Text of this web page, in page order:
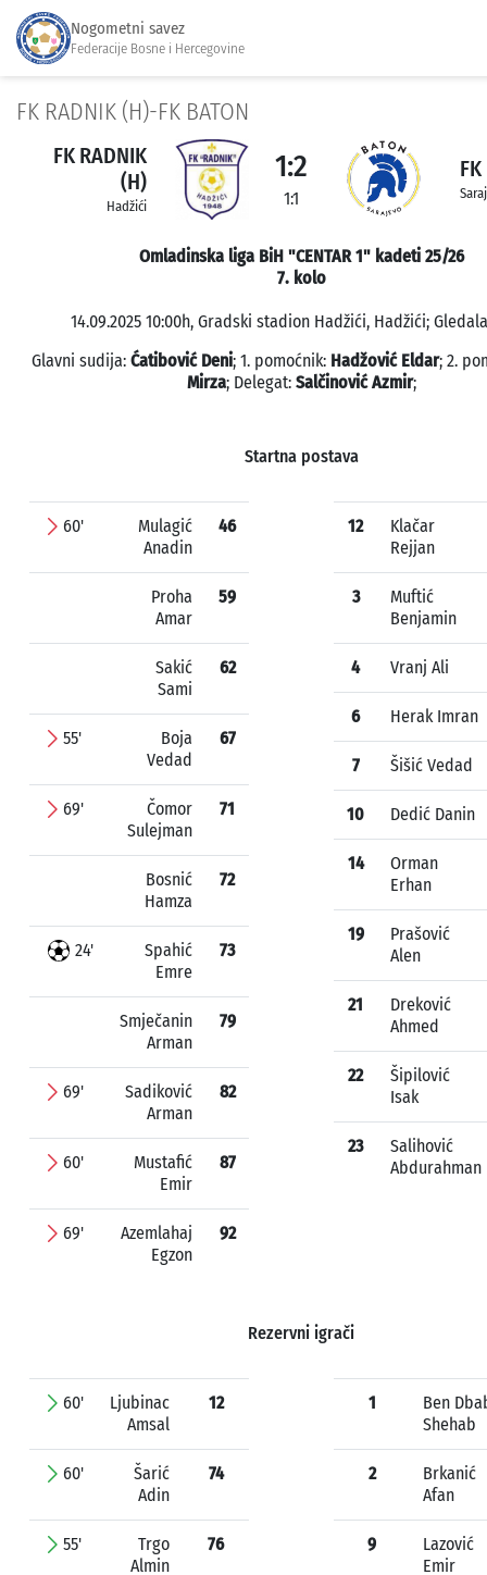
Nogometni savez
Federacije Bosne i Hercegovine
FK RADNIK (H)-FK BATON
FK RADNIK
(H)
Hadžići
1:2
1:1
Omladinska liga BiH "CENTAR 1" kadeti 25/26
7. kolo
14.09.2025 10:00h, Gradski stadion Hadžići, Hadžići;
Glavni sudija: Ćatibović Deni; 1. pomoćnik: Hadžović Eldar; 2.
Mirza; Delegat: Salčinović Azmir;
Startna postava
60'
Mulagić
Anadin
46
Proha
Amar
59
Sakić
Sami
62
55'
Boja
Vedad
67
69'
Čomor
Sulejman
71
Bosnić
Hamza
72
24'
Spahić
Emre
73
Smječanin
Arman
79
69'
Sadiković
Arman
82
60'
Mustafić
Emir
87
69'
Azemlahaj
Egzon
92
12
Klačar
Rejjan
3
Muftić
Benjamin
4 Vranj Ali
6 Herak Imran
7 Šišić Vedad
10 Dedić Danin
14
Orman
Erhan
19
Prašović
Alen
21
Dreković
Ahmed
22
Šipilović
Isak
23
Salihović
Abdurahman
Rezervni igrači
60'
Ljubinac
Amsal
12
60'
Šarić
Adin
74
55'
Trgo
Almin
76
1
Ben
Shehab
2
Brkanić
Afan
9
Lazović
Emir